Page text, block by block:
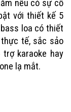
nếu có sự cố
với thiết kế 5
loa có thiết
tế, sắc sảo
karaoke hay
lạ mắt.